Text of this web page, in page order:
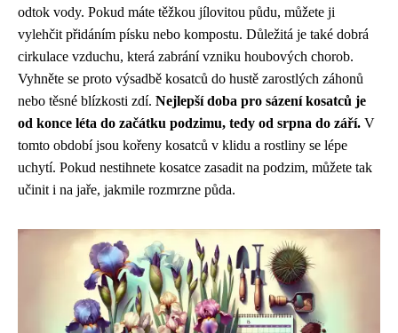
odtok vody. Pokud máte těžkou jílovitou půdu, můžete ji
vylehčit přidáním písku nebo kompostu. Důležitá je také dobrá
cirkulace vzduchu, která zabrání vzniku houbových chorob.
Vyhněte se proto výsadbě kosatců do hustě zarostlých záhonů
nebo těsné blízkosti zdí. Nejlepší doba pro sázení kosatců je
od konce léta do začátku podzimu, tedy od srpna do září. V
tomto období jsou kořeny kosatců v klidu a rostliny se lépe
uchytí. Pokud nestihnete kosatce zasadit na podzim, můžete tak
učinit i na jaře, jakmile rozmrzne půda.